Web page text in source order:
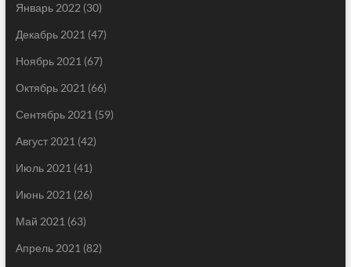
Январь 2022 (30)
Декабрь 2021 (47)
Ноябрь 2021 (67)
Октябрь 2021 (66)
Сентябрь 2021 (59)
Август 2021 (42)
Июль 2021 (41)
Июнь 2021 (26)
Май 2021 (63)
Апрель 2021 (82)